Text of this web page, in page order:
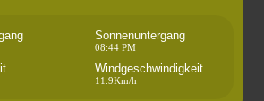
Sonnenuntergang
08:44 PM
Windgeschwindigkeit
11.9Km/h